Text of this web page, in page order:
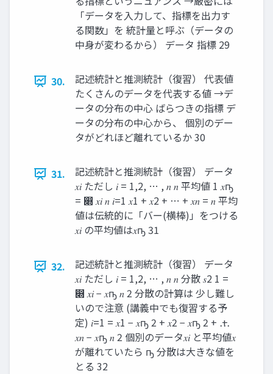
「データを入力して、指標を出力す
る関数」を 統計量と呼ぶ（データの
中身が変わるから） データ 指標 29
30.
記述統計と推測統計（復習） 代表値
たくさんのデータを代表する値 →デ
ータの分布の中心 ばらつきの指標 デ
ータの分布の中心から、 個別のデー
タがどれほど離れているか 30
31.
記述統計と推測統計（復習） データ
𝑥𝑖 ただし 𝑖 = 1,2, … , 𝑛 𝑛 平均値 1 𝑥ҧ
= ෍ 𝑥𝑖 𝑛 𝑖=1 𝑥1 + 𝑥2 + ⋯ + 𝑥𝑛 = 𝑛 平均
値は伝統的に「バー(横棒)」をつける
𝑥𝑖 の平均値は𝑥ҧ 31
32.
記述統計と推測統計（復習） データ
𝑥𝑖 ただし 𝑖 = 1,2, … , 𝑛 𝑛 分散 𝑠2 1 =
෍ 𝑥𝑖 − 𝑥ҧ 𝑛 2 分散の計算は 少し難し
いので注意 (講義中でも復習する予
定) 𝑖=1 = 𝑥1 − 𝑥ҧ 2 + 𝑥2 − 𝑥ҧ 2 + ⋯ +
𝑥𝑛 − 𝑥ҧ 𝑛 2 個別のデータ𝑥𝑖 と平均値𝑥
が離れていたら ҧ 分散は大きな値を
とる 32